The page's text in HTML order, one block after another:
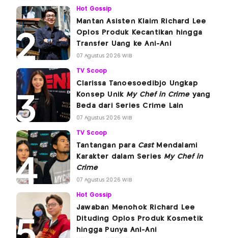
Hot Gossip
Mantan Asisten Klaim Richard Lee
Oplos Produk Kecantikan hingga
Transfer Uang ke Ani-Ani
07 Agustus 2026 WIB
TV Scoop
Clarissa Tanoesoedibjo Ungkap
Konsep Unik My Chef in Crimeyang
Beda dari Series Crime Lain
07 Agustus 2026 WIB
TV Scoop
Tantangan para CastMendalami
Karakter dalam Series My Chef in
Crime
07 Agustus 2026 WIB
Hot Gossip
Jawaban Menohok Richard Lee
Dituding Oplos Produk Kosmetik
hingga Punya Ani-Ani